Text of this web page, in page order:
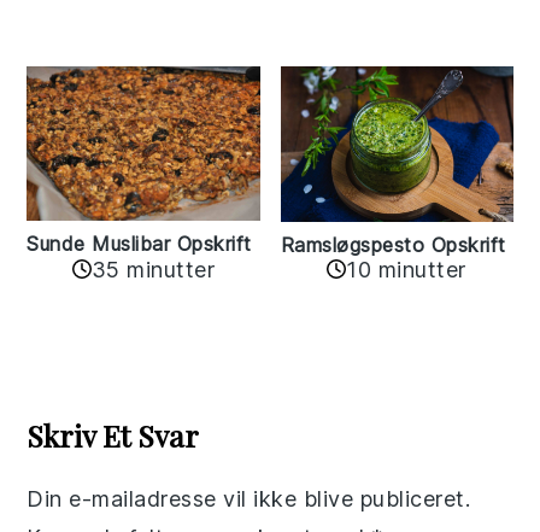
Sunde Muslibar Opskrift
35 minutter
Ramsløgspesto Opskrift
10 minutter
Interactions
Skriv Et Svar
Din e-mailadresse vil ikke blive publiceret.